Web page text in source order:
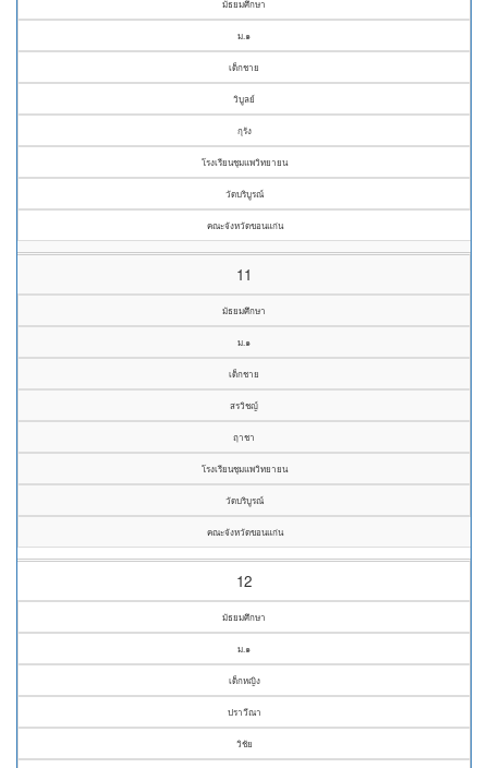
มัธยมศึกษา
ม.๑
เด็กชาย
วิบูลย์
กุรัง
โรงเรียนชุมแพวิทยายน
วัดบริบูรณ์
คณะจังหวัดขอนแก่น
11
มัธยมศึกษา
ม.๑
เด็กชาย
สรวิชญ์
ฤาชา
โรงเรียนชุมแพวิทยายน
วัดบริบูรณ์
คณะจังหวัดขอนแก่น
12
มัธยมศึกษา
ม.๑
เด็กหญิง
ปราวีณา
วิชัย